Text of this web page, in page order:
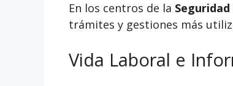
En los centros de la Seguridad
trámites y gestiones más
Vida Laboral e